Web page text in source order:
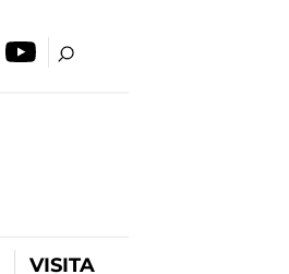
VISITA